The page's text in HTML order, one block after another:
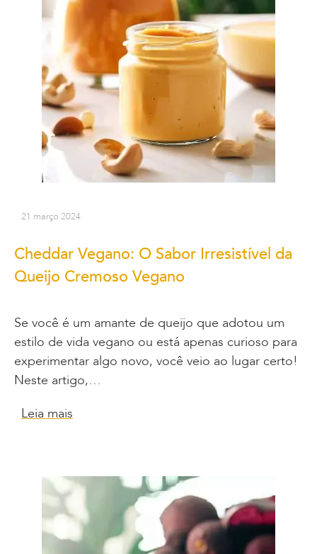
21 março 2024
Cheddar Vegano: O Sabor Irresistível da
Queijo Cremoso Vegano
Se você é um amante de queijo que adotou um
estilo de vida vegano ou está apenas curioso para
experimentar algo novo, você veio ao lugar certo!
Neste artigo,…
Leia mais